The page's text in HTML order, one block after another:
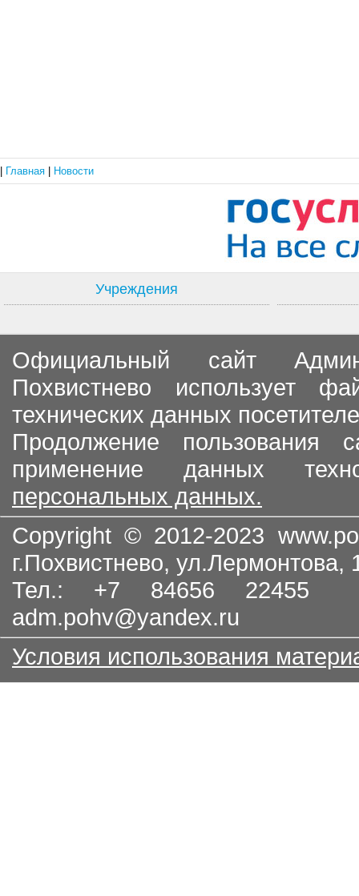
Главная Новости
Учреждения
Официальный сайт
Похвистнево использует
технических данных
Продолжение пользования
применение данных
персональных данных.
Copyright © 2012-2023
г.Похвистнево, ул.Лермонтова,
Тел.: +7 84656
adm.pohv@yandex.ru
Условия использования